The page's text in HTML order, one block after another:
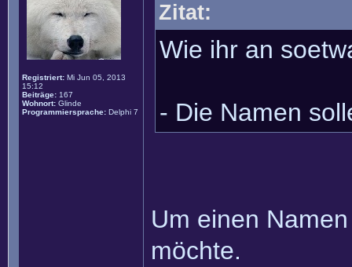
Registriert: Mi Jun 05, 2013
15:12
Beiträge: 167
Wohnort: Glinde
Programmiersprache: Delphi 7
Zitat:
Wie ihr an
- Die Namen
Um einen
möchte.